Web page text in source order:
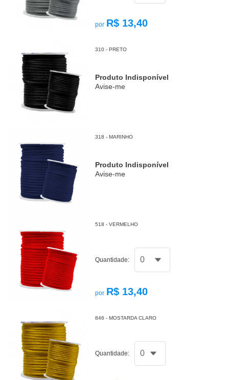
por R$ 13,40
310 - PRETO
Produto Indisponível
Avise-me
318 - MARINHO
Produto Indisponível
Avise-me
518 - VERMELHO
Quantidade:
por R$ 13,40
846 - MOSTARDA CLARO
Quantidade: